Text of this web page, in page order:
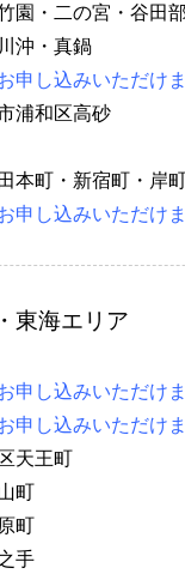
園・二の宮・谷田
・真鍋
申し込みいただけ
浦和区高砂
町・ 新宿町・ 岸
申し込みいただけ
東海エリア
申し込みいただけ
申し込みいただけ
天王町
町
町
手